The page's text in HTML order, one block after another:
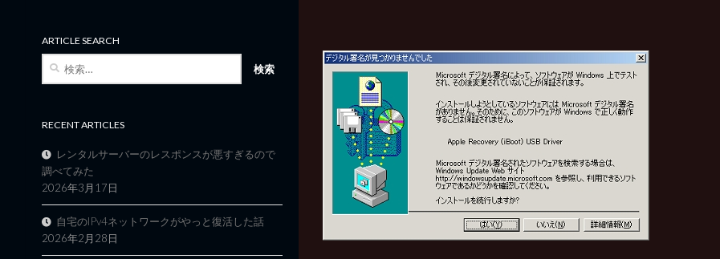
ARTICLE SEARCH
RECENT ARTICLES
レンタルサーバーのレスポンスが悪すぎるので
調べてみた
2026年3月17日
自宅のIPv4ネットワークがやっと復活した話
2026年2月28日